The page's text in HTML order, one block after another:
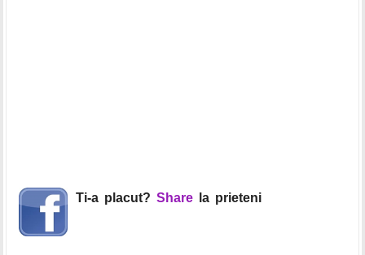
Ti-a placut? Share la prieteni